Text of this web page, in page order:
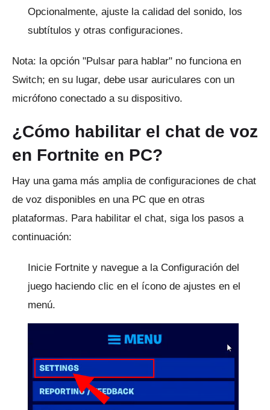
Opcionalmente, ajuste la calidad del sonido, los
subtítulos y otras configuraciones.
Nota: la opción "Pulsar para hablar" no funciona en
Switch; en su lugar, debe usar auriculares con un
micrófono conectado a su dispositivo.
¿Cómo habilitar el chat de voz
en Fortnite en PC?
Hay una gama más amplia de configuraciones de chat
de voz disponibles en una PC que en otras
plataformas. Para habilitar el chat, siga los pasos a
continuación:
Inicie Fortnite y navegue a la Configuración del
juego haciendo clic en el ícono de ajustes en el
menú.